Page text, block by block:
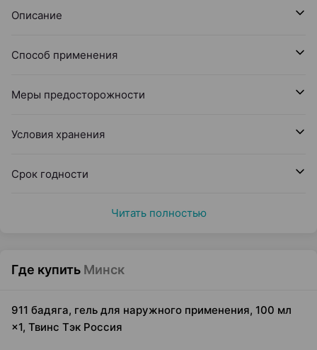
Описание
Способ применения
Меры предосторожности
Условия хранения
Срок годности
Читать полностью
Где купить Минск
911 бадяга, гель для наружного применения, 100 мл
×1, Твинс Тэк Россия